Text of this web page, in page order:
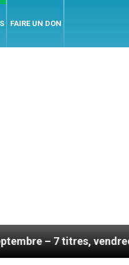
FAIRE UN DON
vendredi 7 août 2026